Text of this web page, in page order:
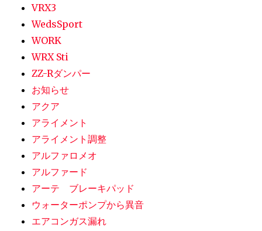
VRX3
WedsSport
WORK
WRX Sti
ZZ-Rダンパー
お知らせ
アクア
アライメント
アライメント調整
アルファロメオ
アルファード
アーテ ブレーキパッド
ウォーターポンプから異音
エアコンガス漏れ